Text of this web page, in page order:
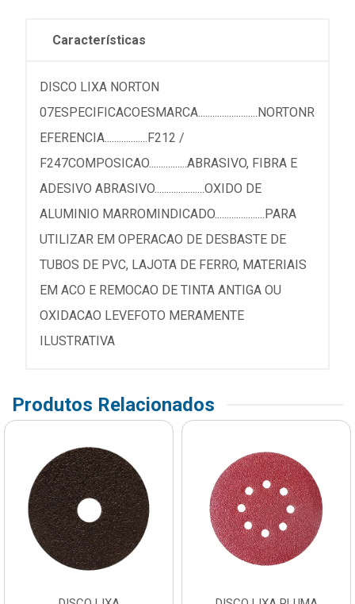
Características
DISCO LIXA NORTON
07ESPECIFICACOESMARCA.........................NORTONR
EFERENCIA..................F212 /
F247COMPOSICAO................ABRASIVO, FIBRA E
ADESIVO ABRASIVO.....................OXIDO DE
ALUMINIO MARROMINDICADO.....................PARA
UTILIZAR EM OPERACAO DE DESBASTE DE
TUBOS DE PVC, LAJOTA DE FERRO, MATERIAIS
EM ACO E REMOCAO DE TINTA ANTIGA OU
OXIDACAO LEVEFOTO MERAMENTE
ILUSTRATIVA
Produtos Relacionados